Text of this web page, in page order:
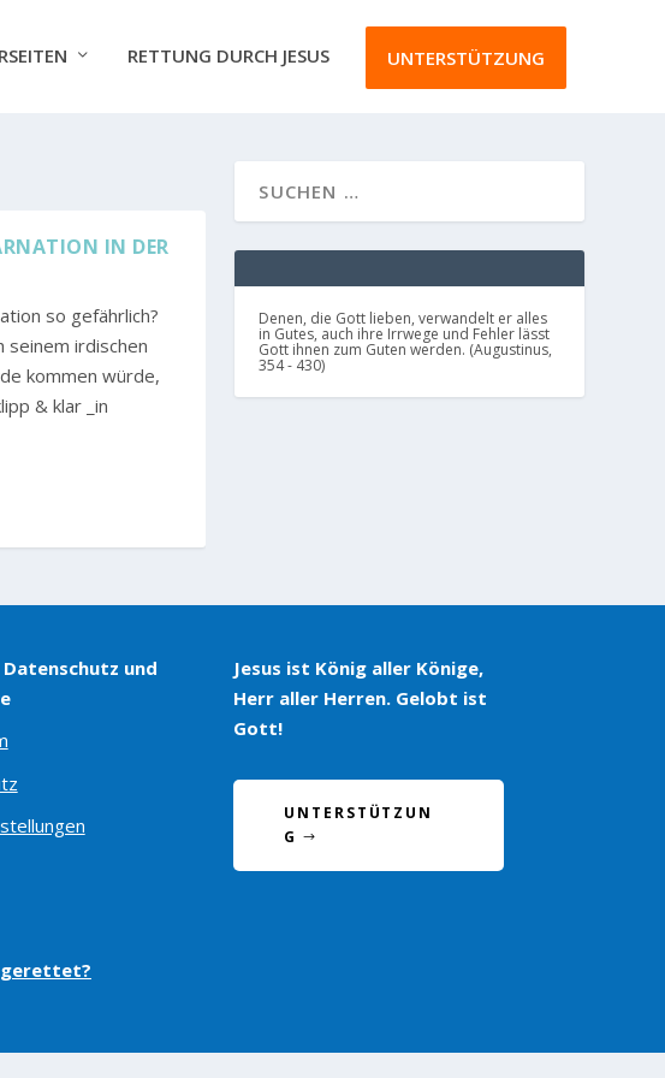
RETTUNG DURCH JESUS UNTERSTÜTZUNG
IN DER
so gefährlich?
seinem irdischen
kommen würde,
& klar _in
Denen, die Gott lieben, verwandelt er alles
in Gutes, auch ihre Irrwege und Fehler lässt
Gott ihnen zum Guten werden. (Augustinus,
354 - 430)
und
Jesus ist König aller Könige,
Herr aller Herren. Gelobt ist
Gott!
UNTERSTÜTZUN
G
gerettet?